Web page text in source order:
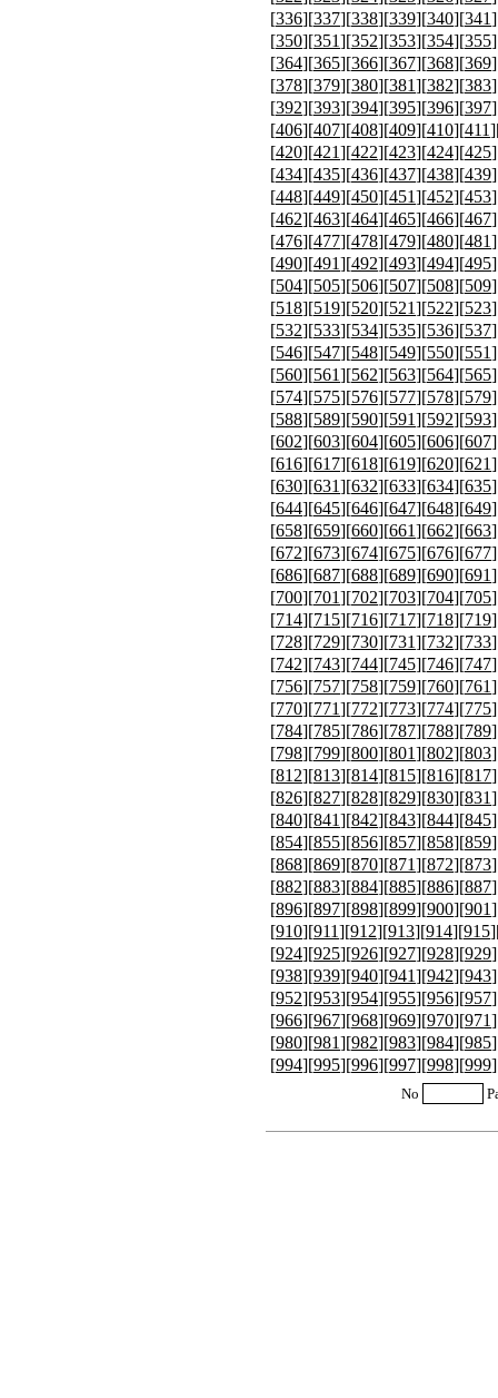
[336][337][338][339][340][341
[350][351][352][353][354][355
[364][365][366][367][368][369
[378][379][380][381][382][383
[392][393][394][395][396][397
[406][407][408][409][410][411
[420][421][422][423][424][425
[434][435][436][437][438][439
[448][449][450][451][452][453
[462][463][464][465][466][467
[476][477][478][479][480][481
[490][491][492][493][494][495
[504][505][506][507][508][509
[518][519][520][521][522][523
[532][533][534][535][536][537
[546][547][548][549][550][551
[560][561][562][563][564][565
[574][575][576][577][578][579
[588][589][590][591][592][593
[602][603][604][605][606][607
[616][617][618][619][620][621
[630][631][632][633][634][635
[644][645][646][647][648][649
[658][659][660][661][662][663
[672][673][674][675][676][677
[686][687][688][689][690][691
[700][701][702][703][704][705
[714][715][716][717][718][719
[728][729][730][731][732][733
[742][743][744][745][746][747
[756][757][758][759][760][761
[770][771][772][773][774][775
[784][785][786][787][788][789
[798][799][800][801][802][803
[812][813][814][815][816][817
[826][827][828][829][830][831
[840][841][842][843][844][845
[854][855][856][857][858][859
[868][869][870][871][872][873
[882][883][884][885][886][887
[896][897][898][899][900][901
[910][911][912][913][914][915
[924][925][926][927][928][929
[938][939][940][941][942][943
[952][953][954][955][956][957
[966][967][968][969][970][971
[980][981][982][983][984][985
[994][995][996][997][998][999
No